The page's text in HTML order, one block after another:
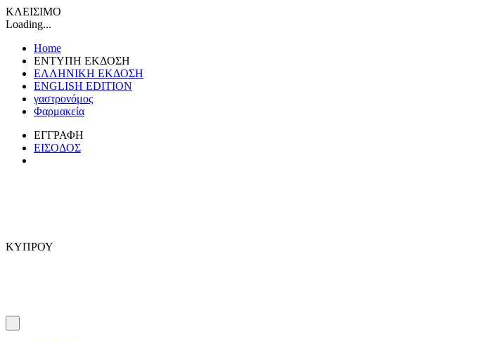
ΚΛΕΙΣΙΜΟ
Loading...
Home
ΕΝΤΥΠΗ ΕΚΔΟΣΗ
ΕΛΛΗΝΙΚΗ ΕΚΔΟΣΗ
ENGLISH EDITION
γαστρονόμος
Φαρμακεία
ΕΓΓΡΑΦΗ
ΕΙΣΟΔΟΣ
ΚΥΠΡΟΥ